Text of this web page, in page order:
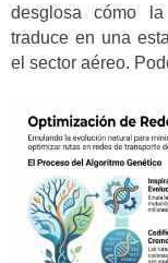
desglosa cómo
traduce en una
el sector aéreo.